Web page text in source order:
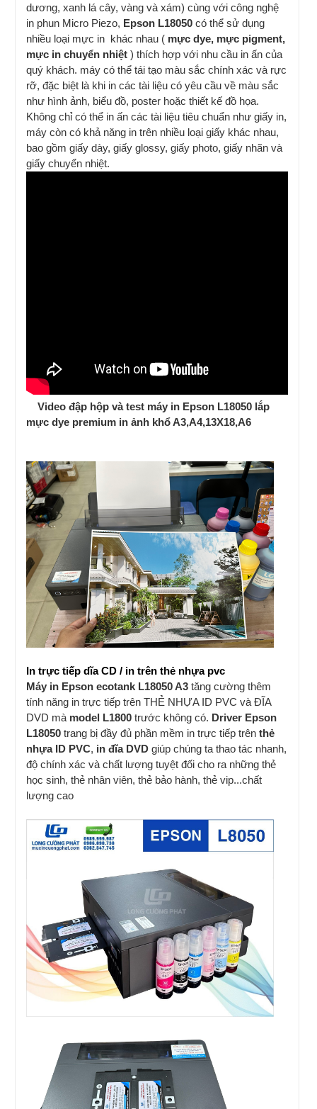
dương, xanh lá cây, vàng và xám) cùng với công nghệ
in phun Micro Piezo, Epson L18050 có thể sử dụng
nhiều loại mực in khác nhau ( mực dye, mực pigment,
mực in chuyển nhiệt ) thích hợp với nhu cầu in ấn của
quý khách. máy có thể tái tạo màu sắc chính xác và rực
rỡ, đặc biệt là khi in các tài liệu có yêu cầu về màu sắc
như hình ảnh, biểu đồ, poster hoặc thiết kế đồ họa.
Không chỉ có thể in ấn các tài liệu tiêu chuẩn như giấy in,
máy còn có khả năng in trên nhiều loại giấy khác nhau,
bao gồm giấy dày, giấy glossy, giấy photo, giấy nhãn và
giấy chuyển nhiệt.
Video đập hộp và test máy in Epson L18050 lắp
mực dye premium in ảnh khổ A3,A4,13X18,A6
In trực tiếp dĩa CD / in trên thẻ nhựa pvc
Máy in Epson ecotank L18050 A3 tăng cường thêm
tính năng in trực tiếp trên THẺ NHỰA ID PVC và ĐĨA
DVD mà model L1800 trước không có. Driver Epson
L18050 trang bị đầy đủ phần mềm in trực tiếp trên thẻ
nhựa ID PVC, in đĩa DVD giúp chúng ta thao tác nhanh,
độ chính xác và chất lượng tuyệt đối cho ra những thẻ
học sinh, thẻ nhân viên, thẻ bảo hành, thẻ vip...chất
lượng cao